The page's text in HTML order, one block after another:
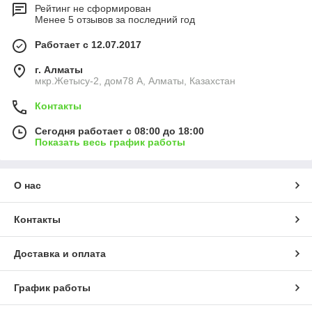
Рейтинг не сформирован
Менее 5 отзывов за последний год
Работает с 12.07.2017
г. Алматы
мкр.Жетысу-2, дом78 А, Алматы, Казахстан
Контакты
Сегодня работает с 08:00 до 18:00
Показать весь график работы
О нас
Контакты
Доставка и оплата
График работы